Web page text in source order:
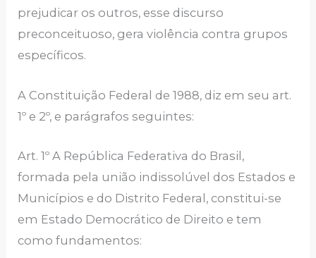
prejudicar os outros, esse discurso
preconceituoso, gera violência contra grupos
específicos.
A Constituição Federal de 1988, diz em seu art.
1º e 2º, e parágrafos seguintes:
Art. 1º A República Federativa do Brasil,
formada pela união indissolúvel dos Estados e
Municípios e do Distrito Federal, constitui-se
em Estado Democrático de Direito e tem
como fundamentos: